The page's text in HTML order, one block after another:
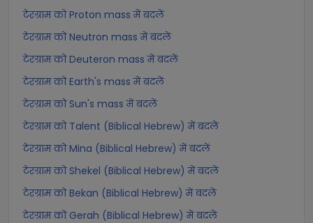
टेरग्राम को Proton mass में बदलें
टेरग्राम को Neutron mass में बदलें
टेरग्राम को Deuteron mass में बदलें
टेरग्राम को Earth's mass में बदलें
टेरग्राम को Sun's mass में बदलें
टेरग्राम को Talent (Biblical Hebrew) में बदलें
टेरग्राम को Mina (Biblical Hebrew) में बदलें
टेरग्राम को Shekel (Biblical Hebrew) में बदलें
टेरग्राम को Bekan (Biblical Hebrew) में बदलें
टेरग्राम को Gerah (Biblical Hebrew) में बदलें